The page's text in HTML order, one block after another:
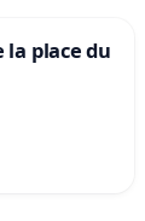
la place du